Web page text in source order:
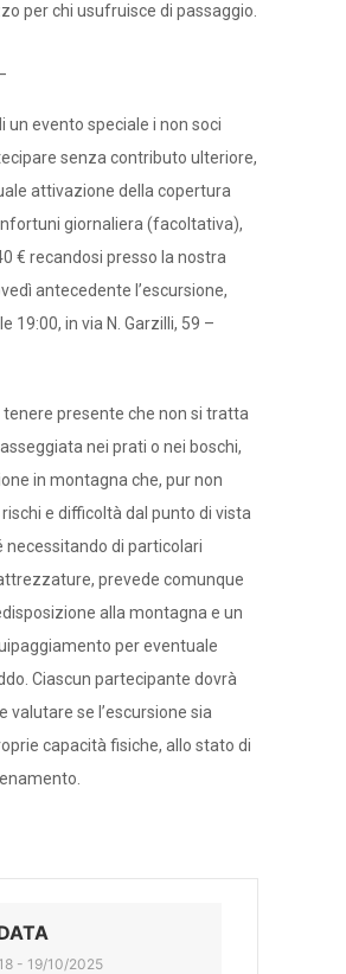
per chi usufruisce di passaggio.
un evento speciale i non soci
senza contributo ulteriore,
attivazione della copertura
giornaliera (facoltativa),
€ recandosi presso la nostra
antecedente l’escursione,
19:00, in via N. Garzilli, 59 –
tenere presente che non si tratta
nei prati o nei boschi,
in montagna che, pur non
e difficoltà dal punto di vista
necessitando di particolari
prevede comunque
alla montagna e un
per eventuale
Ciascun partecipante dovrà
se l’escursione sia
capacità fisiche, allo stato di
18 - 19/10/2025